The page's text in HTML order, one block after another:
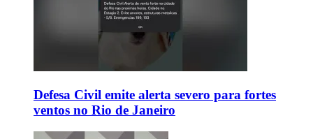
Defesa Civil emite alerta severo para fortes
ventos no Rio de Janeiro